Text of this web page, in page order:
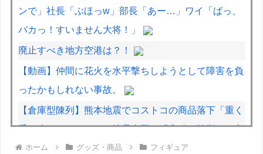
ンで」社長「ぶほっw」部長「あー…」ワイ「ばっ、
バカっ！すいません大将！」
廃止すべき地方空港は？！
【動画】仲間に花火を水平撃ちしようとして障害を負
ったかもしれない事故。
【倉庫型陳列】熊本地震でコストコの商品落下「重く
受け止めております」地震大国で「高積み陳列」が心
配...IKEAにも聞いた
ホーム グッズ・商品 フィギュア